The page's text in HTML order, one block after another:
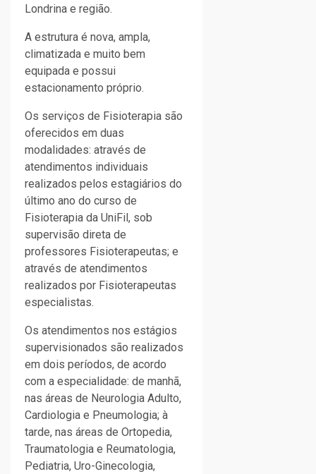
Londrina e região.
A estrutura é nova, ampla,
climatizada e muito bem
equipada e possui
estacionamento próprio.
Os serviços de Fisioterapia são
oferecidos em duas
modalidades: através de
atendimentos individuais
realizados pelos estagiários do
último ano do curso de
Fisioterapia da UniFil, sob
supervisão direta de
professores Fisioterapeutas; e
através de atendimentos
realizados por Fisioterapeutas
especialistas.
Os atendimentos nos estágios
supervisionados são realizados
em dois períodos, de acordo
com a especialidade: de manhã,
nas áreas de Neurologia Adulto,
Cardiologia e Pneumologia; à
tarde, nas áreas de Ortopedia,
Traumatologia e Reumatologia,
Pediatria, Uro-Ginecologia,